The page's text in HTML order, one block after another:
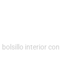
interior con